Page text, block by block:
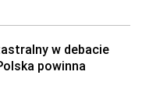
w debacie
powinna